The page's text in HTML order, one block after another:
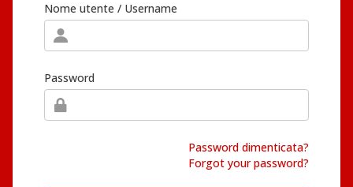
Nome utente / Username
Password
Password dimenticata?
Forgot your password?